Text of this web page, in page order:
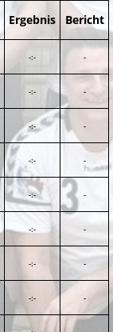
Ergebnis Bericht
-:- -
-:- -
-:- -
-:- -
-:- -
-:- -
-:- -
-:- -